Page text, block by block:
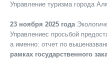
Управление туризма города
23 ноября 2025 года
Управлениес просьбой
а именно: отчет по
рамках государственного